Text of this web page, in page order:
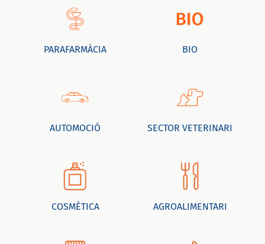
PARAFARMÀCIA BIO
AUTOMOCIÓ SECTOR VETERINARI
COSMÈTICA AGROALIMENTARI